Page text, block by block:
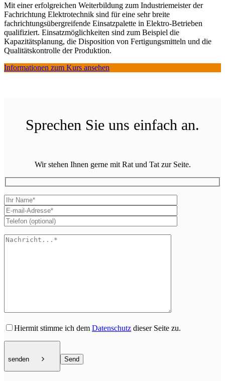
Mit einer erfolgreichen Weiterbildung zum Industriemeister der
Fachrichtung Elektrotechnik sind für eine sehr breite
fachrichtungsübergreifende Einsatzpalette in Elektro-Betrieben
qualifiziert. Einsatzmöglichkeiten sind zum Beispiel die
Kapazitätsplanung, die Disposition von Fertigungsmitteln und die
Qualitätskontrolle der Produktion.
Informationen zum Kurs ansehen
Sprechen Sie uns einfach an.
Wir stehen Ihnen gerne mit Rat und Tat zur Seite.
Hiermit stimme ich dem Datenschutz dieser Seite zu.
senden